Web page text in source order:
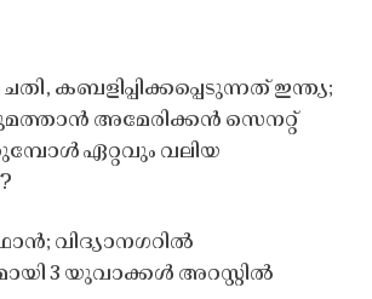
ചതി, കബളിപ്പിക്കപ്പെടുന്നത് ഇന്ത്യ;
അമേരിക്കൻ സെനറ്റ്
ഏറ്റവും വലിയ
വിദ്യാനഗറിൽ
3 യുവാക്കൾ അറസ്റ്റിൽ